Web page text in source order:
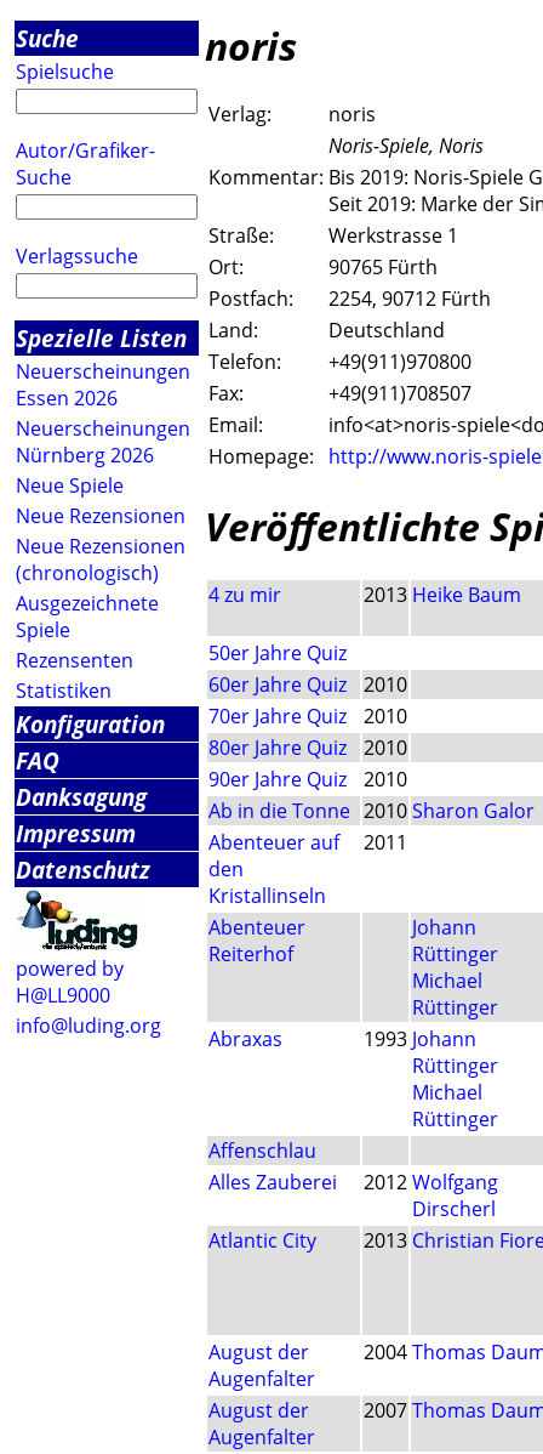
Suche
Spielsuche
Autor/Grafiker-
Suche
Verlagssuche
Spezielle Listen
Neuerscheinungen
Essen 2026
Neuerscheinungen
Nürnberg 2026
Neue Spiele
Neue Rezensionen
Neue Rezensionen
(chronologisch)
Ausgezeichnete
Spiele
Rezensenten
Statistiken
Konfiguration
FAQ
Danksagung
Impressum
Datenschutz
powered by
H@LL9000
info@luding.org
noris
Verlag:
noris
Noris-Spiele, Noris
Kommentar: Bis 2019: Noris-Spiele
Seit 2019: Marke der
Straße:
Werkstrasse 1
Ort:
90765 Fürth
Postfach:
2254, 90712 Fürth
Land:
Deutschland
Telefon:
+49(911)970800
Fax:
+49(911)708507
Email:
info<at>noris-
Homepage:
http://www.noris-
Veröffentlichte
4 zu mir 2013 Heike Baum
50er Jahre Quiz
60er Jahre Quiz
2010
70er Jahre Quiz
2010
80er Jahre Quiz
2010
90er Jahre Quiz
2010
Ab in die Tonne 2010Sharon Galor
Abenteuer auf
den
Kristallinseln
2011
Abenteuer
Reiterhof
Johann
Rüttinger
Michael
Rüttinger
Abraxas
1993 Johann
Rüttinger
Michael
Rüttinger
Affenschlau
Alles Zauberei
2012Wolfgang
Dirscherl
Atlantic City
2013 Christian
August der
Augenfalter
2004Thomas
August der
Augenfalter
2007Thomas